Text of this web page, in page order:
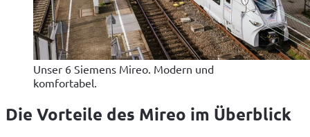
Unser 6 Siemens Mireo. Modern und
komfortabel.
Die Vorteile des Mireo im Überblick